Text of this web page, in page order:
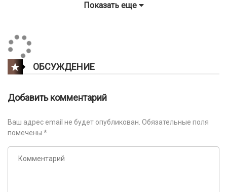
Показать еще
ОБСУЖДЕНИЕ
Добавить комментарий
Ваш адрес email не будет опубликован. Обязательные поля
помечены *